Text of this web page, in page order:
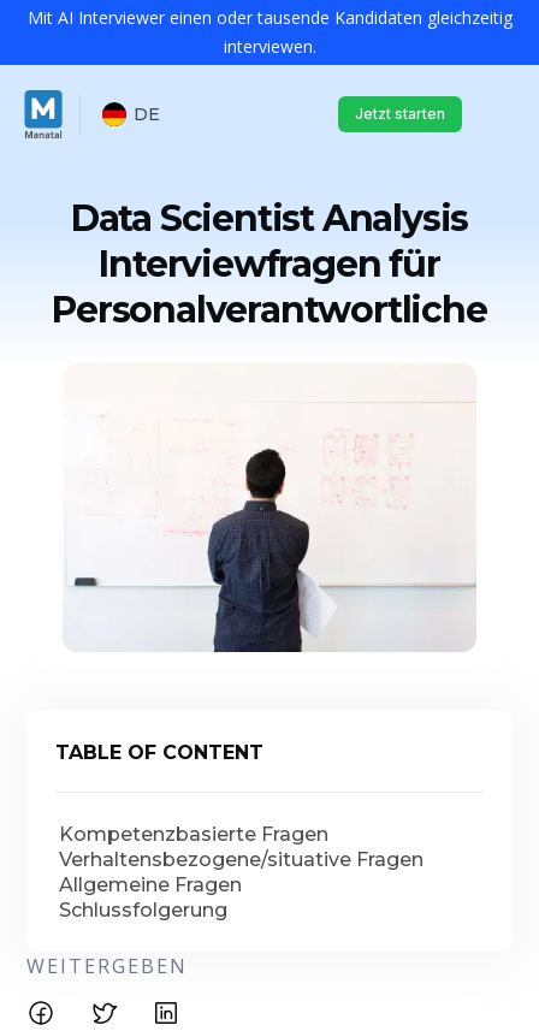
Mit AI Interviewer einen oder tausende Kandidaten gleichzeitig
interviewen.
DE Jetzt starten
Data Scientist Analysis
Interviewfragen für
Personalverantwortliche
TABLE OF CONTENT
Kompetenzbasierte Fragen
Verhaltensbezogene/situative Fragen
Allgemeine Fragen
Schlussfolgerung
WEITERGEBEN